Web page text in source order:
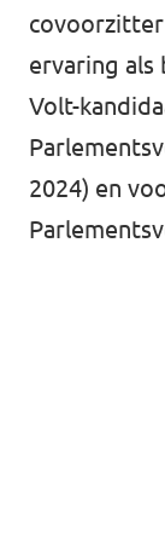
ervaring als
Volt-
2024) en